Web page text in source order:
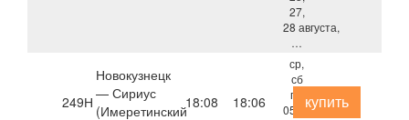
27,
28 августа,
…
249Н
Новокузнецк
— Сириус
(Имеретинский18:08 18:06
ср,
сб
по
05.09,купить